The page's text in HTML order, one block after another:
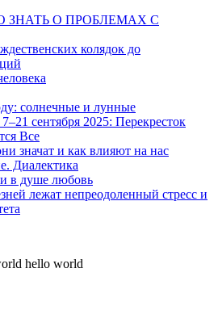
ЗНАТЬ О ПРОБЛЕМАХ С
колядок до
солнечные и лунные
сентября 2025: Перекресток
Все
значат и как влияют на нас
Диалектика
в душе любовь
лежат непреодоленный стресс и
hello world